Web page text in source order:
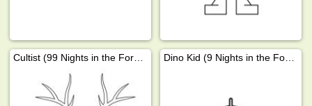
Cultist (99 Nights in the Forest) Dino Kid (9 Nights in the Forest)